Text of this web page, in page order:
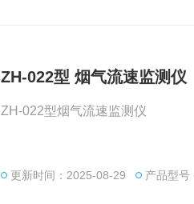
ZH-022型 烟气流速监测仪
ZH-022型烟气流速监测仪
更新时间：2025-08-29 产品型号